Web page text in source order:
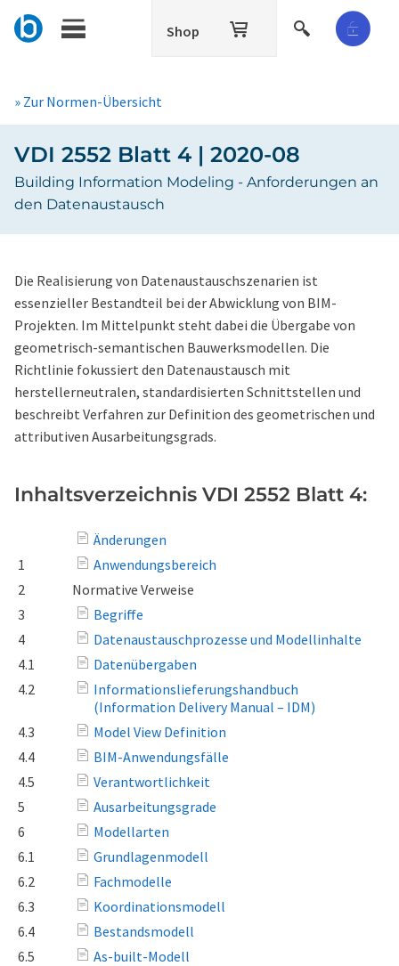
Shop
» Zur Normen-Übersicht
VDI 2552 Blatt 4 | 2020-08
Building Information Modeling - Anforderungen an
den Datenaustausch
Die Realisierung von Datenaustauschszenarien ist
essenzieller Bestandteil bei der Abwicklung von BIM-
Projekten. Im Mittelpunkt steht dabei die Übergabe von
geometrisch-semantischen Bauwerksmodellen. Die
Richtlinie fokussiert den Datenaustausch mit
herstellerneutralen, standardisierten Schnittstellen und
beschreibt Verfahren zur Definition des geometrischen und
attributiven Ausarbeitungsgrads.
Inhaltsverzeichnis VDI 2552 Blatt 4:
Änderungen
1
Anwendungsbereich
2
Normative Verweise
3
Begriffe
4
Datenaustauschprozesse und Modellinhalte
4.1
Datenübergaben
4.2
Informationslieferungshandbuch
(Information Delivery Manual – IDM)
4.3
Model View Definition
4.4
BIM-Anwendungsfälle
4.5
Verantwortlichkeit
5
Ausarbeitungsgrade
6
Modellarten
6.1
Grundlagenmodell
6.2
Fachmodelle
6.3
Koordinationsmodell
6.4
Bestandsmodell
6.5
As-built-Modell